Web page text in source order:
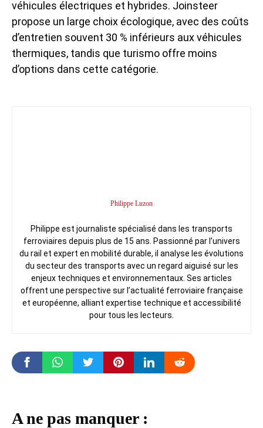
véhicules électriques et hybrides. Joinsteer
propose un large choix écologique, avec des coûts
d’entretien souvent 30 % inférieurs aux véhicules
thermiques, tandis que turismo offre moins
d’options dans cette catégorie.
Philippe Luzon
Philippe est journaliste spécialisé dans les transports
ferroviaires depuis plus de 15 ans. Passionné par l’univers
du rail et expert en mobilité durable, il analyse les évolutions
du secteur des transports avec un regard aiguisé sur les
enjeux techniques et environnementaux. Ses articles
offrent une perspective sur l’actualité ferroviaire française
et européenne, alliant expertise technique et accessibilité
pour tous les lecteurs.
A ne pas manquer :